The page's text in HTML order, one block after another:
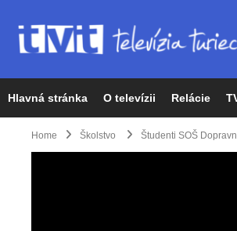
Hlavná stránka O televízii Relácie
Home Školstvo Študenti SOŠ